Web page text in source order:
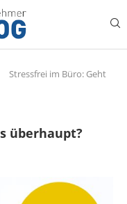
Stressfrei im Büro: Geht
überhaupt?